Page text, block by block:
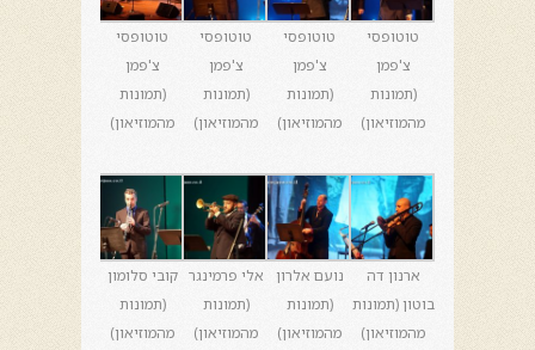
טוטופסי
צ'פמן
(תמונות
מהמוזיאון)
טוטופסי
צ'פמן
(תמונות
מהמוזיאון)
טוטופסי
צ'פמן
(תמונות
מהמוזיאון)
טוטופסי
צ'פמן
(תמונות
מהמוזיאון)
ארנון דה
בוטון (תמונות
מהמוזיאון)
נועם אלרון
(תמונות
מהמוזיאון)
אלי פרמינגר
(תמונות
מהמוזיאון)
קובי סלומון
(תמונות
מהמוזיאון)